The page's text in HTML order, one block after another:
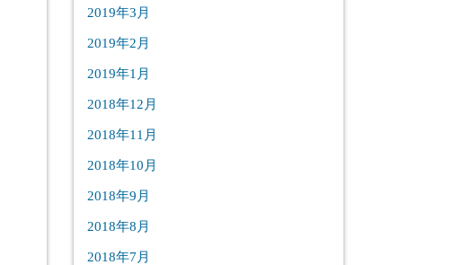
2019年3月
2019年2月
2019年1月
2018年12月
2018年11月
2018年10月
2018年9月
2018年8月
2018年7月